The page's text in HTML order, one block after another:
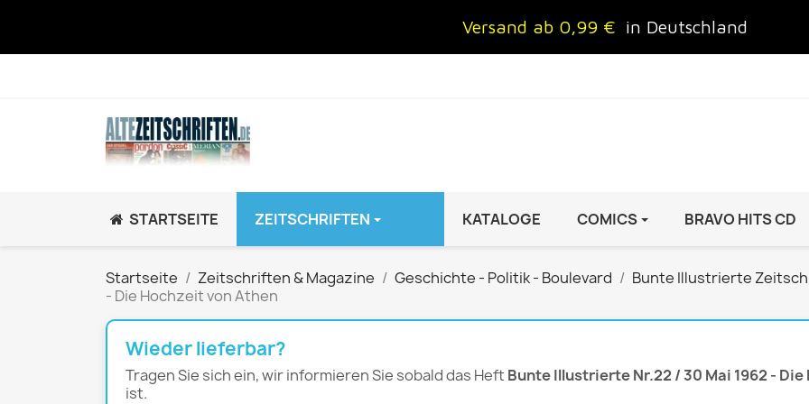
Versand ab 0,99 € in Deutschland
STARTSEITE ZEITSCHRIFTEN
JUGEND / KIND
BRAVO HipHop Special
hey!
FRAUEN
Cosmopolitan
InStyle
AUTO & MOTOR
auto motor sport Archiv
Broschüren
KATALOGE COMICS BRAVO HITS CD
Startseite Zeitschriften & Magazine Geschichte - Politik - Boulevard Bunte Illustrierte
- Die Hochzeit von Athen
Wieder lieferbar?
Tragen Sie sich ein, wir informieren Sie sobald das Heft Bunte Illustrierte Nr.22 / 30 Mai 1962 -
ist.